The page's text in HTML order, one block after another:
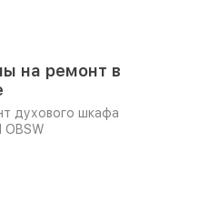
на ремонт в
духового шкафа
OBSW